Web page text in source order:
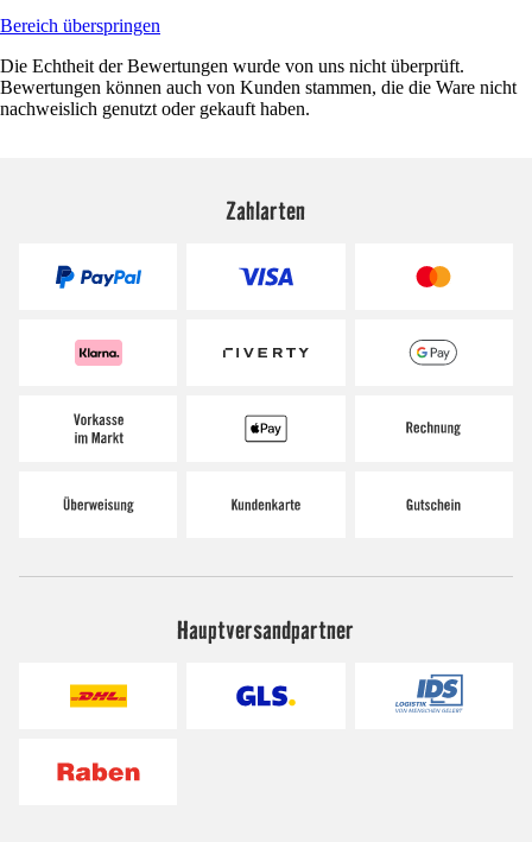
Bereich überspringen
Die Echtheit der Bewertungen wurde von uns nicht überprüft.
Bewertungen können auch von Kunden stammen, die die Ware nicht
nachweislich genutzt oder gekauft haben.
Zahlarten
Hauptversandpartner